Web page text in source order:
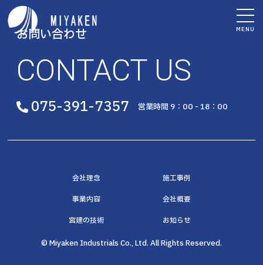
MENU
お問い合わせ
CONTACT US
075-391-7357 営業時間 9：00 - 18：00
会社理念 施工事例
事業内容 会社概要
宮建の技術 お知らせ
© Miyaken Industrials Co., Ltd. All Rights Reserved.